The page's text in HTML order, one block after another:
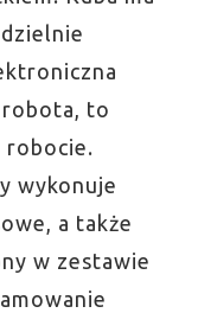
robota, to
robocie.
wykonuje
a także
w zestawie